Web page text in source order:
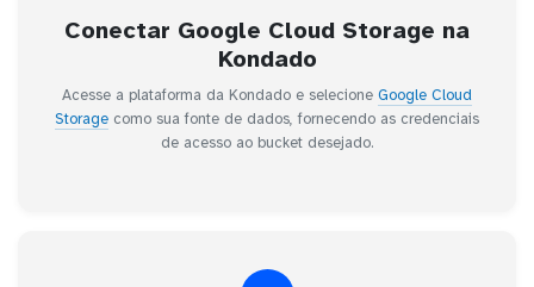
Conectar Google Cloud Storage na
Kondado
Acesse a plataforma da Kondado e selecione Google Cloud
Storage como sua fonte de dados, fornecendo as credenciais
de acesso ao bucket desejado.